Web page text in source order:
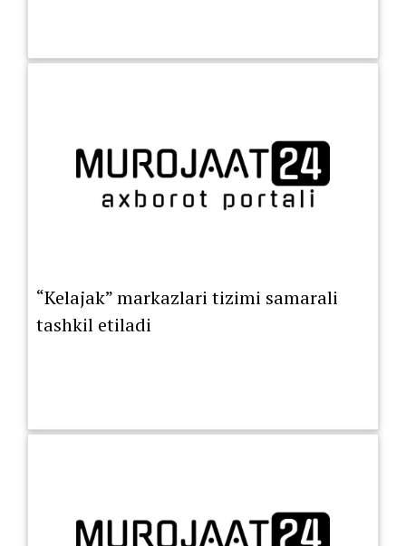
“Kelajak” markazlari tizimi samarali
tashkil etiladi